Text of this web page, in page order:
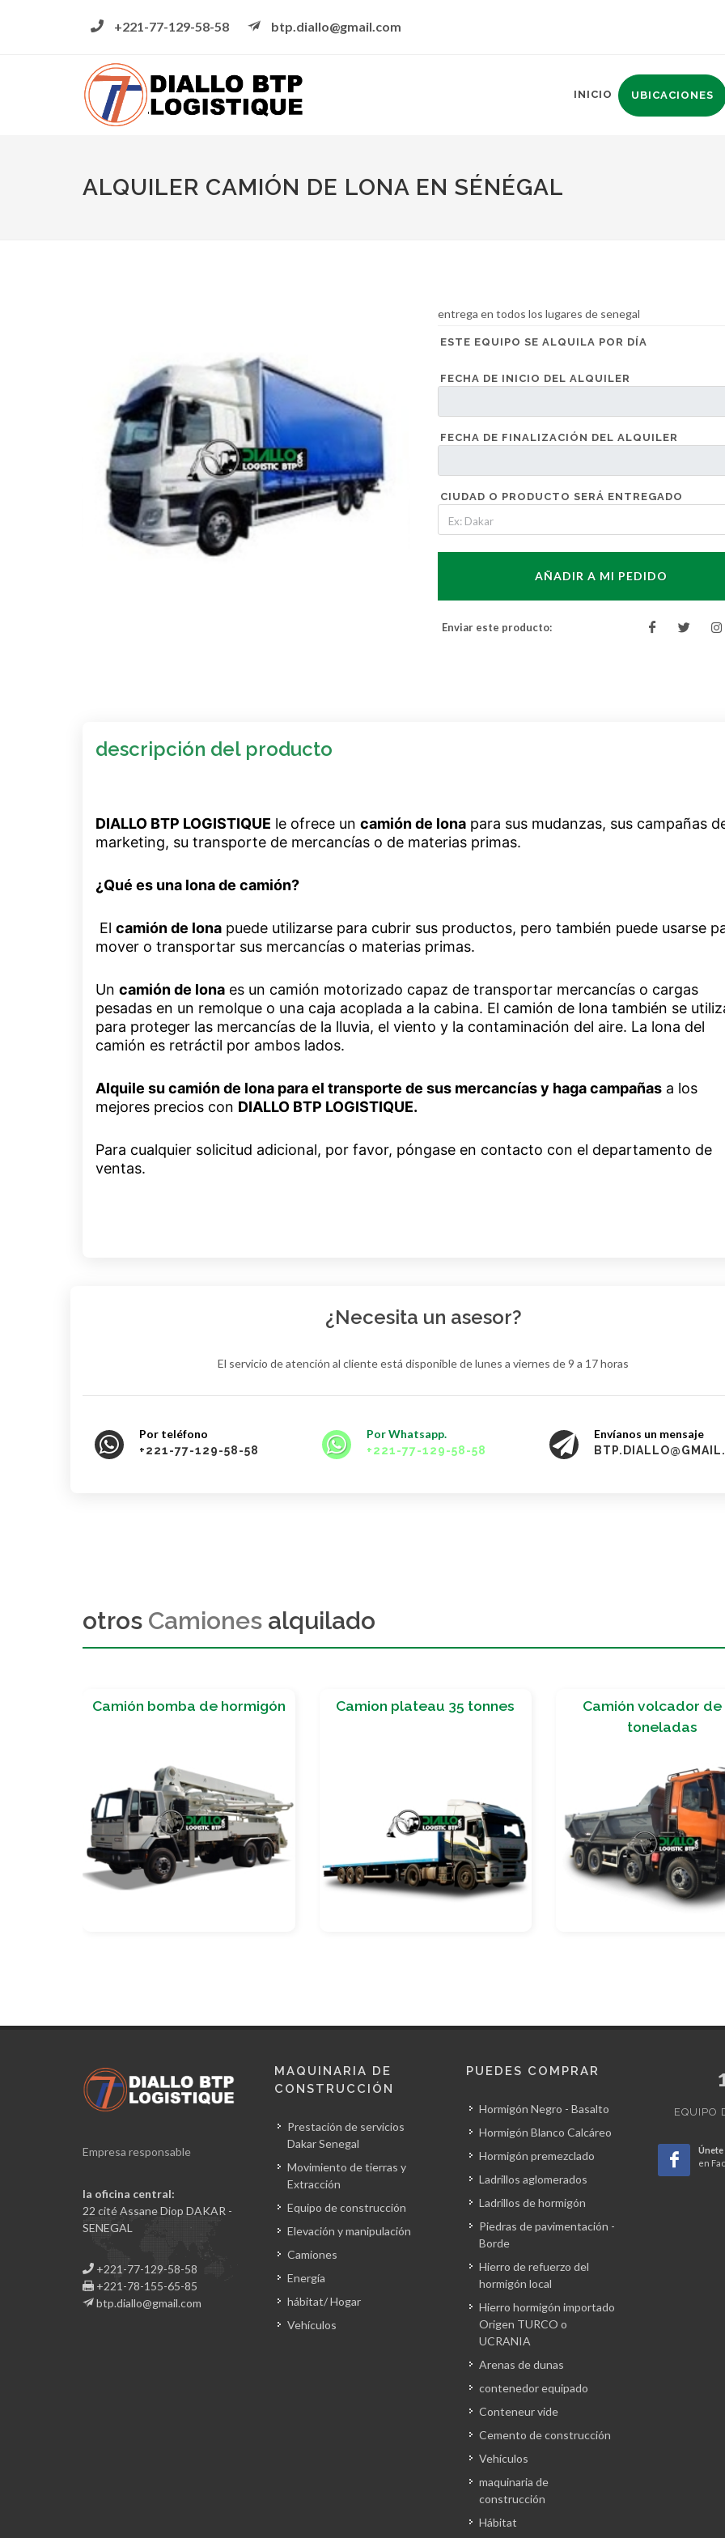
+221-77-129-58-58 btp.diallo@gmail.com
INICIO UBICACIONES
ALQUILER CAMIÓN DE LONA EN SÉNÉGAL
entrega en todos los lugares de senegal
ESTE EQUIPO SE ALQUILA POR DÍA
FECHA DE INICIO DEL ALQUILER
FECHA DE FINALIZACIÓN DEL ALQUILER
CIUDAD O PRODUCTO SERÁ ENTREGADO
AÑADIR A MI PEDIDO
Enviar este producto:
descripción del producto
DIALLO BTP LOGISTIQUE le ofrece un camión de lona para sus mudanzas, sus campañas
marketing, su transporte de mercancías o de materias primas.
¿Qué es una lona de camión?
El camión de lona puede utilizarse para cubrir sus productos, pero también puede usarse
mover o transportar sus mercancías o materias primas.
Un camión de lona es un camión motorizado capaz de transportar mercancías o cargas
pesadas en un remolque o una caja acoplada a la cabina. El camión de lona también se
para proteger las mercancías de la lluvia, el viento y la contaminación del aire. La lona del
camión es retráctil por ambos lados.
Alquile su camión de lona para el transporte de sus mercancías y haga campañas a los
mejores precios con DIALLO BTP LOGISTIQUE.
Para cualquier solicitud adicional, por favor, póngase en contacto con el departamento de
ventas.
¿Necesita un asesor?
El servicio de atención al cliente está disponible de lunes a viernes de 9 a 17 horas
Por teléfono
+221-77-129-58-58
Por Whatsapp.
+221-77-129-58-58
Envíanos un mensaje
otros Camiones alquilado
Camion plateau 35 tonnes
Camión volcador de 35
Camioneta
Empresa responsable
la oficina central:
22 cité Assane Diop DAKAR -
SENEGAL
+221-77-129-58-58
+221-78-155-65-85
btp.diallo@gmail.com
MAQUINARIA DE
CONSTRUCCIÓN
Prestación de servicios
Dakar Senegal
Movimiento de tierras y
Extracción
Equipo de construcción
Elevación y manipulación
Camiones
Energía
hábitat/ Hogar
Vehículos
PUEDES COMPRAR
Hormigón Negro - Basalto
Hormigón Blanco Calcáreo
Hormigón premezclado
Ladrillos aglomerados
Ladrillos de hormigón
Piedras de pavimentación -
Borde
Hierro de refuerzo del
hormigón local
Hierro hormigón importado
Origen TURCO o
UCRANIA
Arenas de dunas
contenedor equipado
Conteneur vide
Cemento de construcción
Vehículos
maquinaria de
construcción
Hábitat
EQUIPO
en